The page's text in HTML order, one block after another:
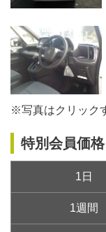
※写真はクリック
特別会員価格
1日
1週間